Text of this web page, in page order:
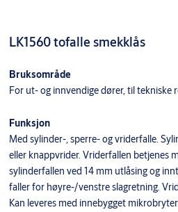
LK9787/50 LÅSKASSE
M/MICRO. M3
LK1560 tofalle smekklås
Bruksområde
For ut- og innvendige dører, til tekniske
Funksjon
Med sylinder-, sperre- og vriderfalle.
eller knappvrider. Vriderfallen betjenes
sylinderfallen ved 14 mm utlåsing og
faller for høyre-/venstre slagretning.
Kan leveres med innebygget mikrobryter.